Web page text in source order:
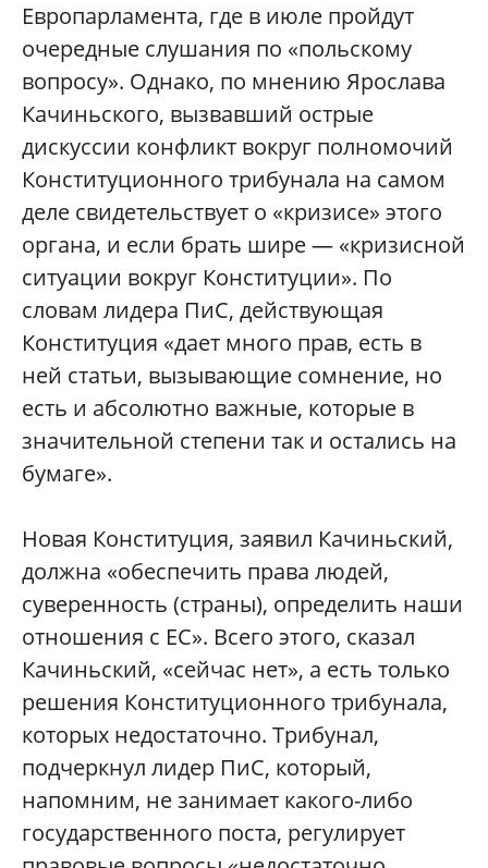
Европарламента, где в июле пройдут
очередные слушания по «польскому
вопросу». Однако, по мнению Ярослава
Качиньского, вызвавший острые
дискуссии конфликт вокруг полномочий
Конституционного трибунала на самом
деле свидетельствует о «кризисе» этого
органа, и если брать шире — «кризисной
ситуации вокруг Конституции». По
словам лидера ПиС, действующая
Конституция «дает много прав, есть в
ней статьи, вызывающие сомнение, но
есть и абсолютно важные, которые в
значительной степени так и остались на
бумаге».
Новая Конституция, заявил Качиньский,
должна «обеспечить права людей,
суверенность (страны), определить наши
отношения с ЕС». Всего этого, сказал
Качиньский, «сейчас нет», а есть только
решения Конституционного трибунала,
которых недостаточно. Трибунал,
подчеркнул лидер ПиС, который,
напомним, не занимает какого-либо
государственного поста, регулирует